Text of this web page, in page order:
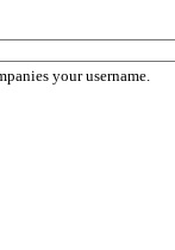
your username.